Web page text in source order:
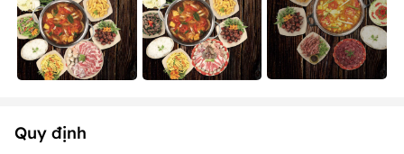
Quy định